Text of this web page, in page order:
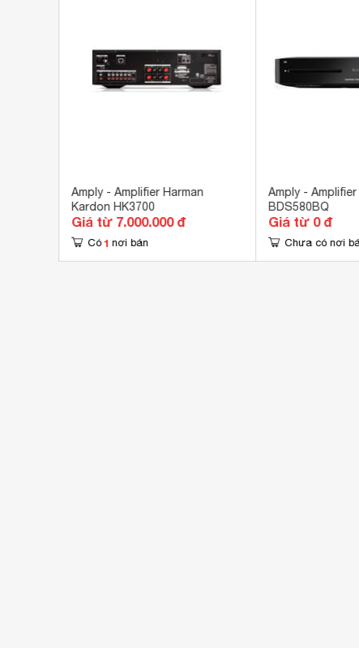
Amply - Amplifier Harman
Kardon HK3700
Giá từ 7.000.000 đ
Có 1 nơi bán
Amply - Amplifier
BDS580BQ
Giá từ 0 đ
Chưa có nơi